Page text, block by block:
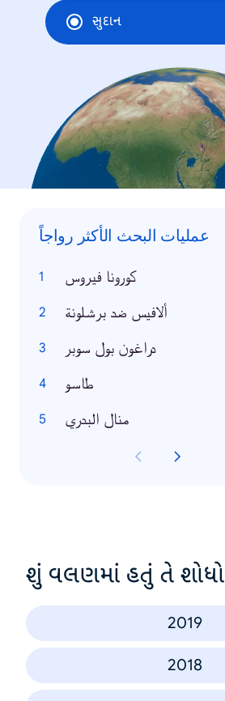
સુદાન
عمليات البحث الأكثر رواجاً
كورونا فيروس
ألافيس ضد برشلونة
دراغون بول سوبر
طاسو
منال البدري
શું વલણમાં હતું તે શોધો
2019
2018